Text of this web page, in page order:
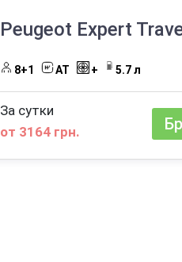
Peugeot Expert
8+1 AT + 5.7 л
За сутки
от 3164 грн.